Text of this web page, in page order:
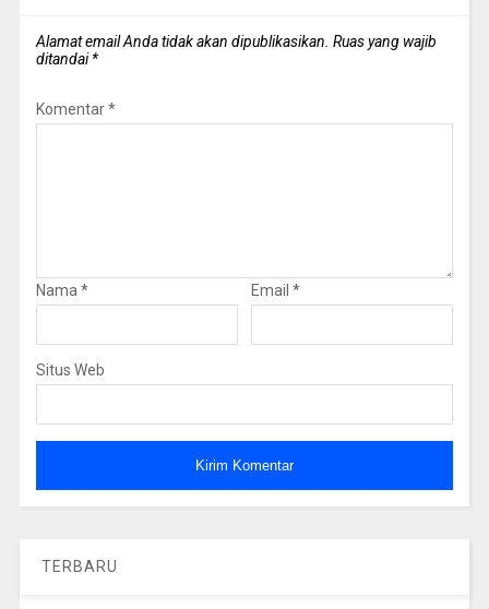
Alamat email Anda tidak akan dipublikasikan. Ruas yang wajib
ditandai*
Komentar*
Nama * Email *
Situs Web
TERBARU